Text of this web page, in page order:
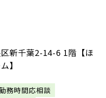
新千葉2-14-6 1階【ほ
】
務時間応相談